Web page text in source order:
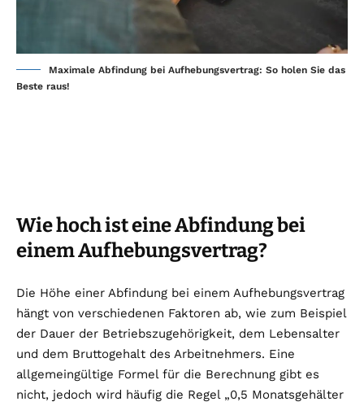
Maximale Abfindung bei Aufhebungsvertrag: So holen Sie das
Beste raus!
Wie hoch ist eine Abfindung bei
einem Aufhebungsvertrag?
Die Höhe einer Abfindung bei einem Aufhebungsvertrag
hängt von verschiedenen Faktoren ab, wie zum Beispiel
der Dauer der Betriebszugehörigkeit, dem Lebensalter
und dem Bruttogehalt des Arbeitnehmers. Eine
allgemeingültige Formel für die Berechnung gibt es
nicht, jedoch wird häufig die Regel „0,5 Monatsgehälter